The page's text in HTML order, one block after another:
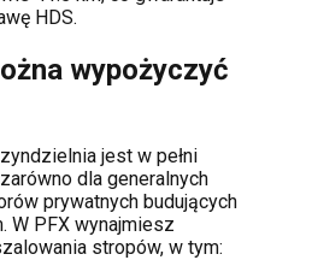
HDS.
wypożyczyć
jest w pełni
dla generalnych
prywatnych budujących
W PFX wynajmiesz
stropów, w tym: